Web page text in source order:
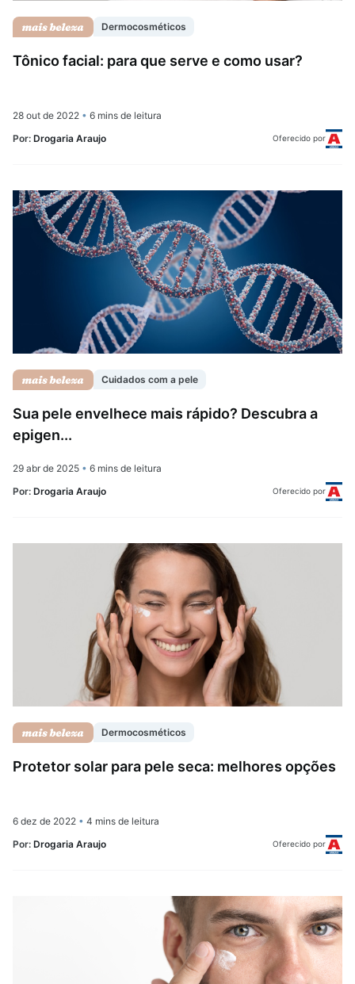
Dermocosméticos
Tônico facial: para que serve e como usar?
28 out de 2022 • 6 mins de leitura
Por: Drogaria Araujo Oferecido por
Cuidados com a pele
Sua pele envelhece mais rápido? Descubra a
epigen...
29 abr de 2025 • 6 mins de leitura
Por: Drogaria Araujo Oferecido por
Dermocosméticos
Protetor solar para pele seca: melhores opções
6 dez de 2022 • 4 mins de leitura
Por: Drogaria Araujo Oferecido por